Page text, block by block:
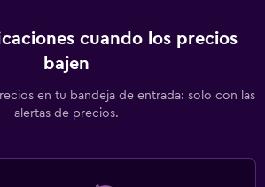
cuando los precios
bajen
en tu bandeja de entrada: solo con las
alertas de precios.